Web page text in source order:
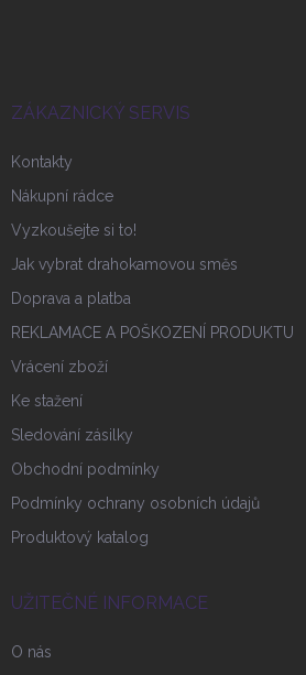
ZÁKAZNICKÝ SERVIS
Kontakty
Nákupní rádce
Vyzkoušejte si to!
Jak vybrat drahokamovou směs
Doprava a platba
REKLAMACE A POŠKOZENÍ PRODUKTU
Vrácení zboží
Ke stažení
Sledování zásilky
Obchodní podmínky
Podmínky ochrany osobních údajů
Produktový katalog
UŽITEČNÉ INFORMACE
O nás